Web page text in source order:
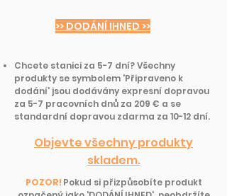
>> DODÁNÍ IHNED >>
Chcete stanici za 5-7 dní? Všechny
produkty se symbolem 'Připraveno k
dodání' jsou dodávány expresní dopravou
za 5-7 pracovních dnů za 209 € a se
standardní dopravou zdarma za 10-12 dní.
Objevte všechny produkty
skladem.
POZOR! Pokud si přizpůsobíte produkt